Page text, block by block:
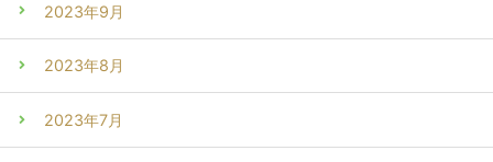
2023年9月
2023年8月
2023年7月